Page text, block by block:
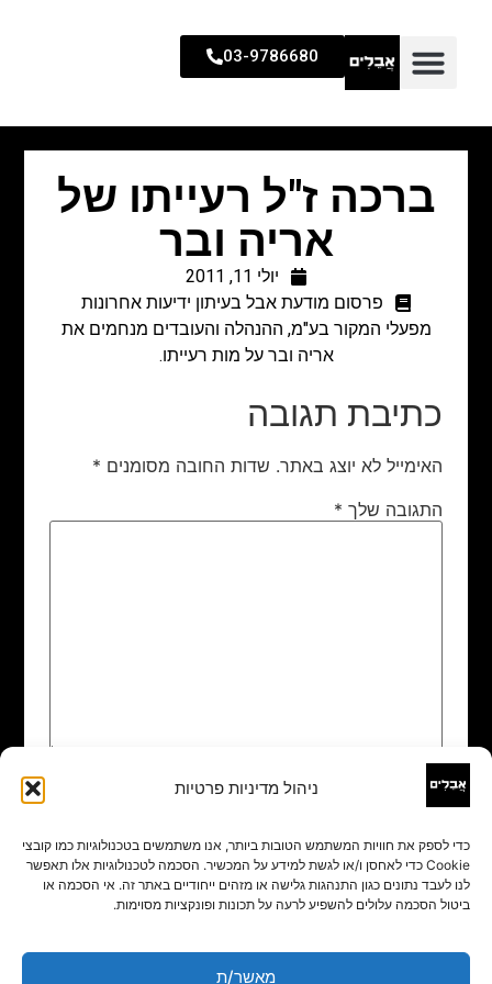
ניהול מדיניות פרטיות
כדי לספק את חוויות המשתמש הטובות ביותר, אנו משתמשים בטכנולוגיות כמו קובצי
Cookie כדי לאחסן ו/או לגשת למידע על המכשיר. הסכמה לטכנולוגיות אלו תאפשר
לנו לעבד נתונים כגון התנהגות גלישה או מזהים ייחודיים באתר זה. אי הסכמה או
ביטול הסכמה עלולים להשפיע לרעה על תכונות ופונקציות מסוימות.
מאשר/ת
03-9786680
ברכה ז"ל רעייתו של
אריה ובר
יולי 11, 2011
פרסום מודעת אבל בעיתון ידיעות אחרונות
מפעלי המקור בע"מ, ההנהלה והעובדים מנחמים את
אריה ובר על מות רעייתו.
כתיבת תגובה
האימייל לא יוצג באתר. שדות החובה מסומנים *
התגובה שלך *
שם
אימייל*